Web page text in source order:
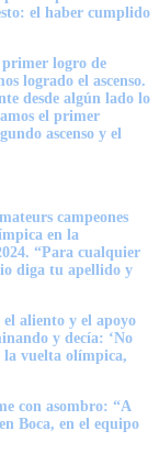
el haber cumplido
primer logro de
logrado el ascenso.
desde algún lado lo
el primer
ascenso y el
campeones
en la
“Para cualquier
diga tu apellido y
aliento y el apoyo
y decía: ‘No
la vuelta olímpica,
con asombro: “A
Boca, en el equipo